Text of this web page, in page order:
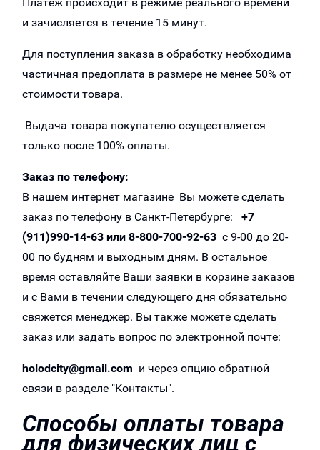
и зачисляется в течение 15 минут.
Для поступления заказа в обработку необходима
частичная предоплата в размере не менее 50% от
стоимости товара.
Выдача товара покупателю осуществляется
только после 100% оплаты.
Заказ по телефону:
В нашем интернет магазине Вы можете сделать
заказ по телефону в Санкт-Петербурге:
+7
(911)990-14-63 или8-800-700-92-63 с 9-00 до 20-
00 по будням и выходным дням. В остальное
время оставляйте Ваши заявки в корзине заказов
и с Вами в течении следующего дня обязательно
свяжется менеджер. Вы также можете сделать
заказ или задать вопрос по электронной почте:
holodcity@gmail.com и через опцию обратной
связи в разделе "Контакты".
Способы оплаты товара
для физических лиц с